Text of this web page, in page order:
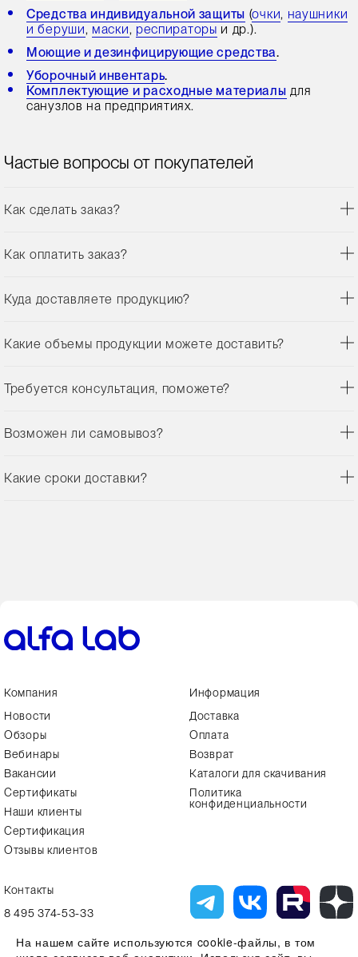
Средства индивидуальной защиты (очки, наушники
и беруши, маски, респираторы и др.).
Моющие и дезинфицирующие средства.
Уборочный инвентарь.
Комплектующие и расходные материалы для
санузлов на предприятиях.
Частые вопросы от покупателей
Как сделать заказ?
Как оплатить заказ?
Куда доставляете продукцию?
Какие объемы продукции можете доставить?
Требуется консультация, поможете?
Возможен ли самовывоз?
Какие сроки доставки?
Компания
Новости
Обзоры
Вебинары
Вакансии
Сертификаты
Наши клиенты
Сертификация
Отзывы клиентов
Информация
Доставка
Оплата
Возврат
Каталоги для скачивания
Политика
конфиденциальности
Контакты
8 495 374-53-33
На нашем сайте используются cookie-файлы, в том